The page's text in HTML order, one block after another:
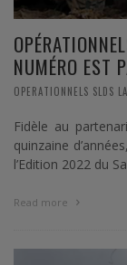
NUMÉRO EST
OPERATIONNELS SLDS
Fidèle au
quinzaine
l’Edition 2022 du
Read more